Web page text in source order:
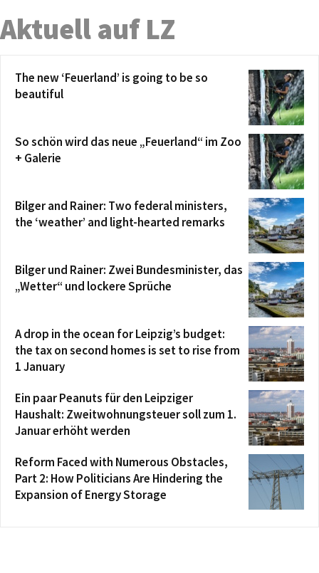
Aktuell auf LZ
The new ‘Feuerland’ is going to be so
beautiful
So schön wird das neue „Feuerland“ im Zoo
+ Galerie
Bilger and Rainer: Two federal ministers,
the ‘weather’ and light-hearted remarks
Bilger und Rainer: Zwei Bundesminister, das
„Wetter“ und lockere Sprüche
A drop in the ocean for Leipzig’s budget:
the tax on second homes is set to rise from
1 January
Ein paar Peanuts für den Leipziger
Haushalt: Zweitwohnungsteuer soll zum 1.
Januar erhöht werden
Reform Faced with Numerous Obstacles,
Part 2: How Politicians Are Hindering the
Expansion of Energy Storage